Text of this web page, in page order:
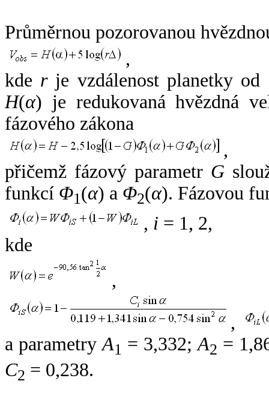
Průměrnou pozorovanou
,
kde rje vzdálenost planetky od
H(α) je redukovaná hvězdná
fázového zákona
,
přičemž fázový parametr G
funkcí Φ1(α) a Φ2(α). Fázovou
, i = 1, 2,
kde
,
,
a parametryA1 = 3,332;A2 =
C2 = 0,238.